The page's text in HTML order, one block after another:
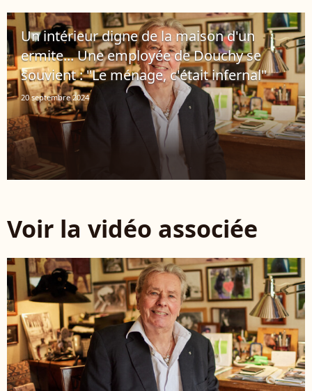
Un intérieur digne de la maison d'un
ermite... Une employée de Douchy se
souvient : "Le ménage, c'était infernal"
20 septembre 2024
Voir la vidéo associée